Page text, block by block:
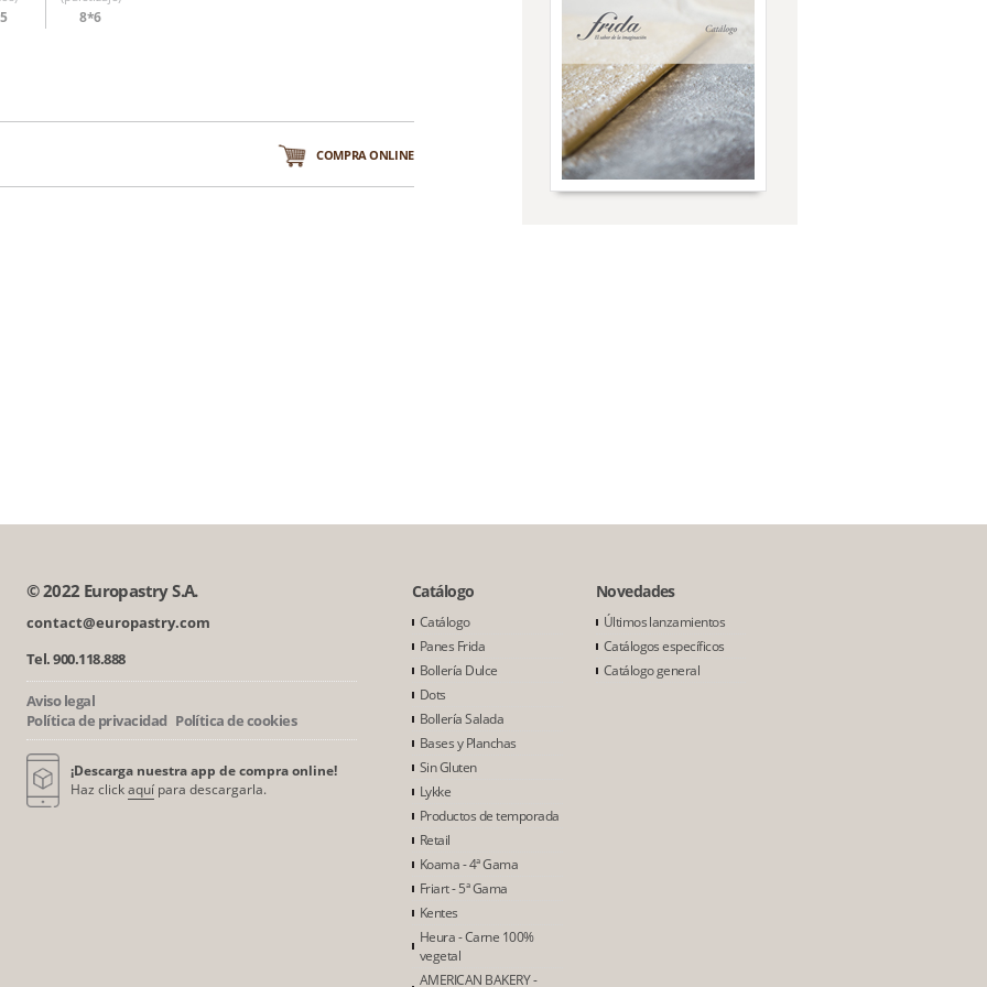
8*6
COMPRA ONLINE
© 2022 Europastry S.A.
contact@europastry.com
Tel. 900.118.888
Aviso legal
Política de privacidad Política de cookies
¡Descarga nuestra app de compra online!
Haz clickaquí para descargarla.
Catálogo
Catálogo
Panes Frida
Bollería Dulce
Dots
Bollería Salada
Bases y Planchas
Sin Gluten
Lykke
Productos de temporada
Retail
Koama - 4ª Gama
Friart - 5ª Gama
Kentes
Heura - Carne 100%
vegetal
AMERICAN BAKERY -
Novedades
Últimos lanzamientos
Catálogos específicos
Catálogo general